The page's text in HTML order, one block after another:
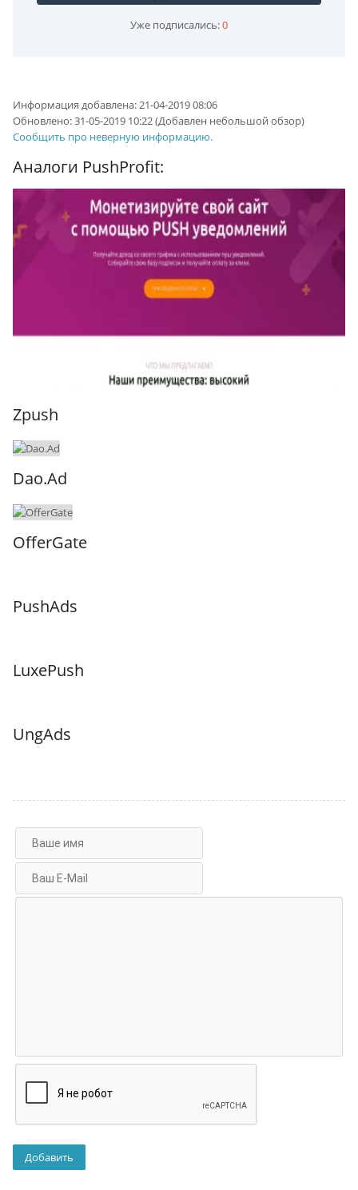
Уже подписались:0
Информация добавлена:21-04-2019 08:06
Обновлено:31-05-2019 10:22(Добавлен небольшой обзор)
Сообщить про неверную информацию.
Аналоги PushProfit:
Zpush
Dao.Ad
OfferGate
PushAds
LuxePush
UngAds